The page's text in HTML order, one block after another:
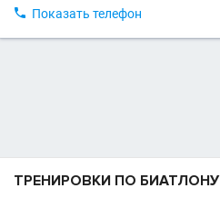
 Показать телефон
ТРЕНИРОВКИ ПО БИАТЛОНУ